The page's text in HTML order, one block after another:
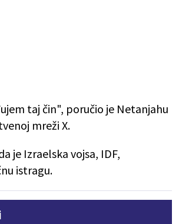
taj čin", poručio je Netanjahu
mreži X.
je Izraelska vojsa, IDF,
istragu.